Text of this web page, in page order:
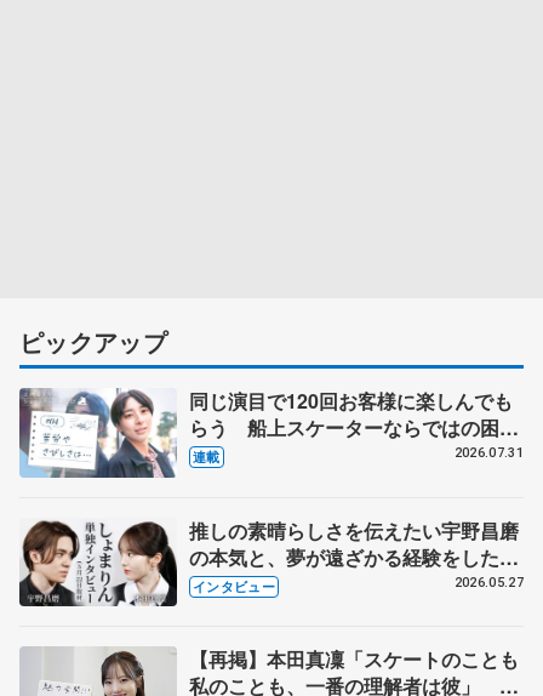
ピックアップ
同じ演目で120回お客様に楽しんでも
らう 船上スケーターならではの困難
とは 影響あったPIW前キャプテン松
連載 2026.07.31
推しの素晴らしさを伝えたい宇野昌磨
の本気と、夢が遠ざかる経験をした本
田真凜の覚悟
インタビュー 2026.05.27
【再掲】本田真凜「スケートのことも
私のことも、一番の理解者は彼」 引